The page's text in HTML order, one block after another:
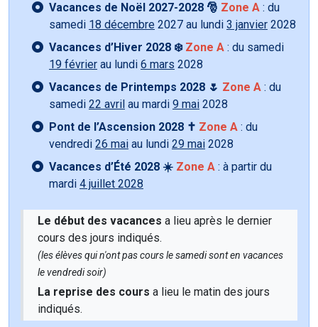
Vacances de Noël 2027-2028 🎅 Zone A : du
samedi 18 décembre 2027 au lundi 3 janvier 2028
Vacances d’Hiver 2028 ❄️ Zone A : du samedi
19 février au lundi 6 mars 2028
Vacances de Printemps 2028 🌷 Zone A : du
samedi 22 avril au mardi 9 mai 2028
Pont de l’Ascension 2028 ✝️ Zone A : du
vendredi 26 mai au lundi 29 mai 2028
Vacances d’Été 2028 ☀️ Zone A : à partir du
mardi 4 juillet 2028
Le début des vacances a lieu après le dernier
cours des jours indiqués.
(les élèves qui n'ont pas cours le samedi sont en vacances
le vendredi soir)
La reprise des cours a lieu le matin des jours
indiqués.